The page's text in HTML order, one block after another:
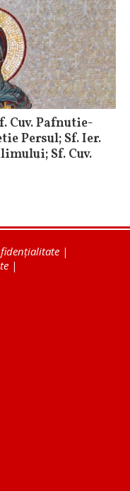
Cuv. Pafnutie-
Persul; Sf. Ier.
Sf. Cuv.
|
|